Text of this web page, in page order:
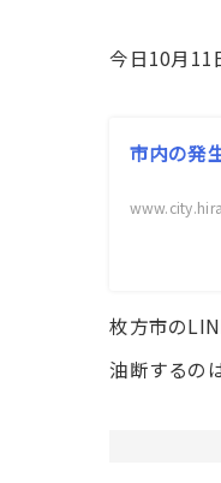
今日10月11
市内の発
枚方市の
油断するの